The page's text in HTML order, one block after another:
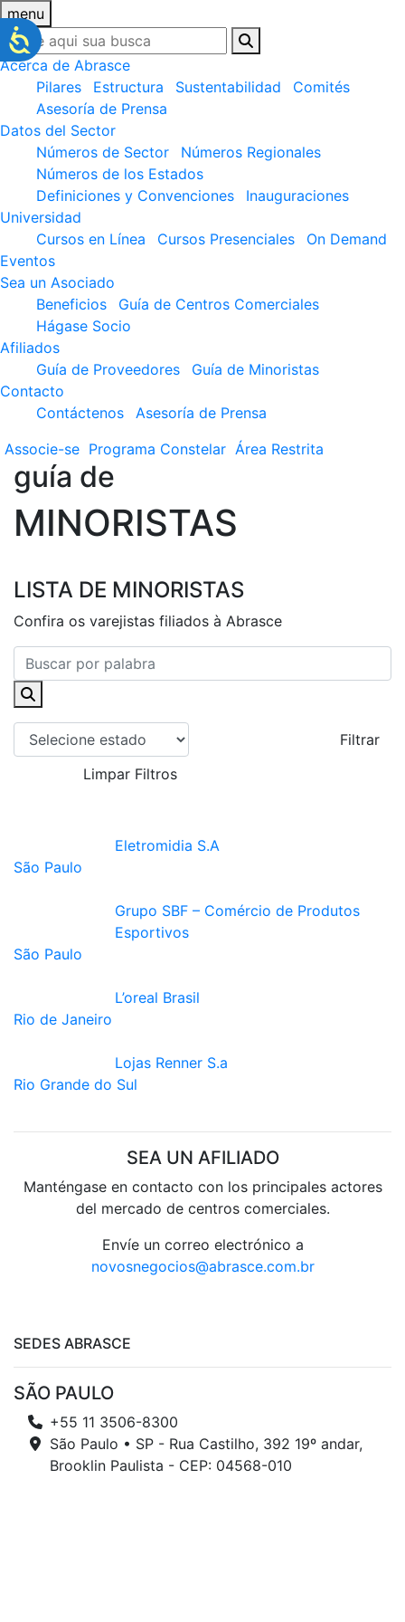
menu
Acerca de Abrasce
Pilares
Estructura Sustentabilidad
Comités
Asesoría de Prensa
Datos del Sector
Números de Sector
Números Regionales
Números de los Estados
Definiciones y Convenciones
Inauguraciones
Universidad
Cursos en Línea
Cursos Presenciales
On Demand
Eventos
Sea un Asociado
Beneficios
Guía de Centros Comerciales
Hágase Socio
Afiliados
Guía de Proveedores
Guía de Minoristas
Contacto
Contáctenos
Asesoría de Prensa
Associe-se Programa Constelar Área Restrita
guía de
MINORISTAS
LISTA DE MINORISTAS
Confira os varejistas filiados à Abrasce
Filtrar
Limpar Filtros
Eletromidia S.A
São Paulo
Grupo SBF – Comércio de Produtos
Esportivos
São Paulo
L’oreal Brasil
Rio de Janeiro
Lojas Renner S.a
Rio Grande do Sul
SEA UN AFILIADO
Manténgase en contacto con los principales actores
del mercado de centros comerciales.
Envíe un correo electrónico a
novosnegocios@abrasce.com.br
SEDES ABRASCE
SÃO PAULO
+55 11 3506-8300
São Paulo • SP - Rua Castilho, 392 19º andar,
Brooklin Paulista - CEP: 04568-010